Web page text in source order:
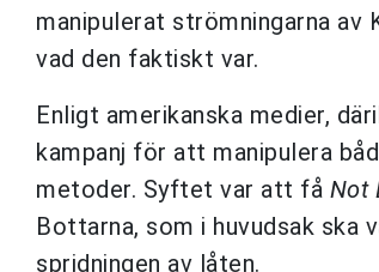
manipulerat strömningarna av
vad den faktiskt var.
Enligt amerikanska medier,
kampanj för att manipulera
metoder. Syftet var att få Not
Bottarna, som i huvudsak
spridningen av låten.